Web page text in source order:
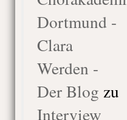
Dortmund -
Clara
Werden -
Der Blog zu
Interview